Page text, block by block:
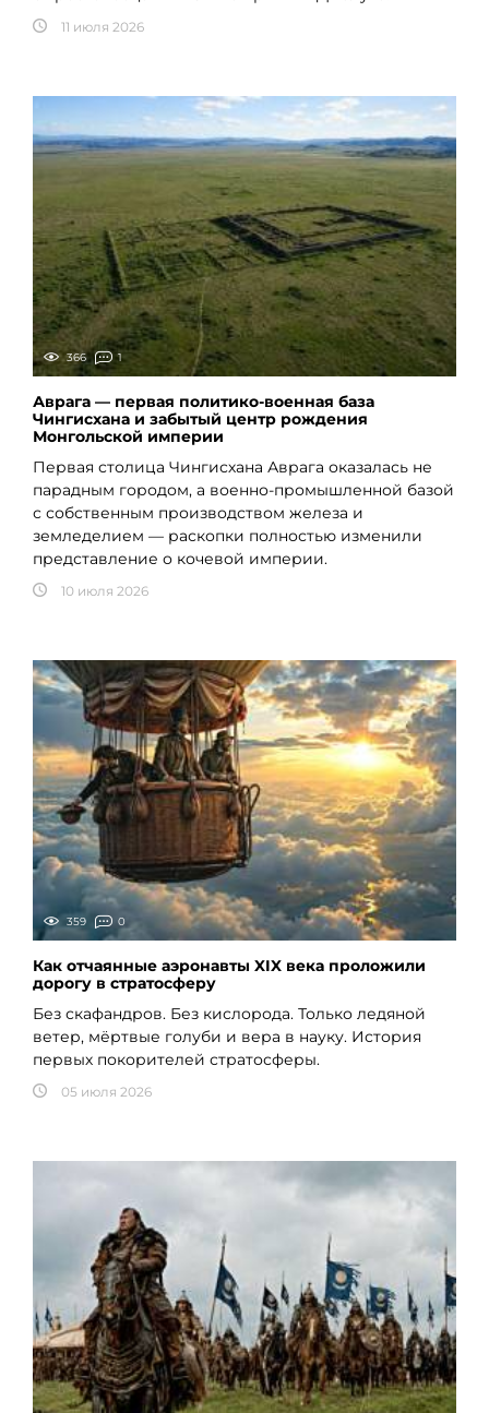
11 июля 2026
366 1
Аврага — первая политико-военная база
Чингисхана и забытый центр рождения
Монгольской империи
Первая столица Чингисхана Аврага оказалась не
парадным городом, а военно-промышленной базой
с собственным производством железа и
земледелием — раскопки полностью изменили
представление о кочевой империи.
10 июля 2026
359 0
Как отчаянные аэронавты XIX века проложили
дорогу в стратосферу
Без скафандров. Без кислорода. Только ледяной
ветер, мёртвые голуби и вера в науку. История
первых покорителей стратосферы.
05 июля 2026